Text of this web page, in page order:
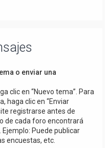
o enviar una
clic en “Nuevo tema”. Para
haga clic en “Enviar
registrarse antes de
de cada foro encontrará
Puede publicar
encuestas, etc.